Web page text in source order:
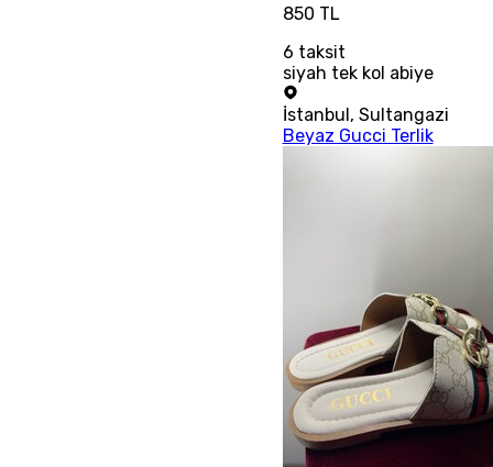
850 TL
6 taksit
siyah tek kol abiye
İstanbul, Sultangazi
Beyaz Gucci Terlik